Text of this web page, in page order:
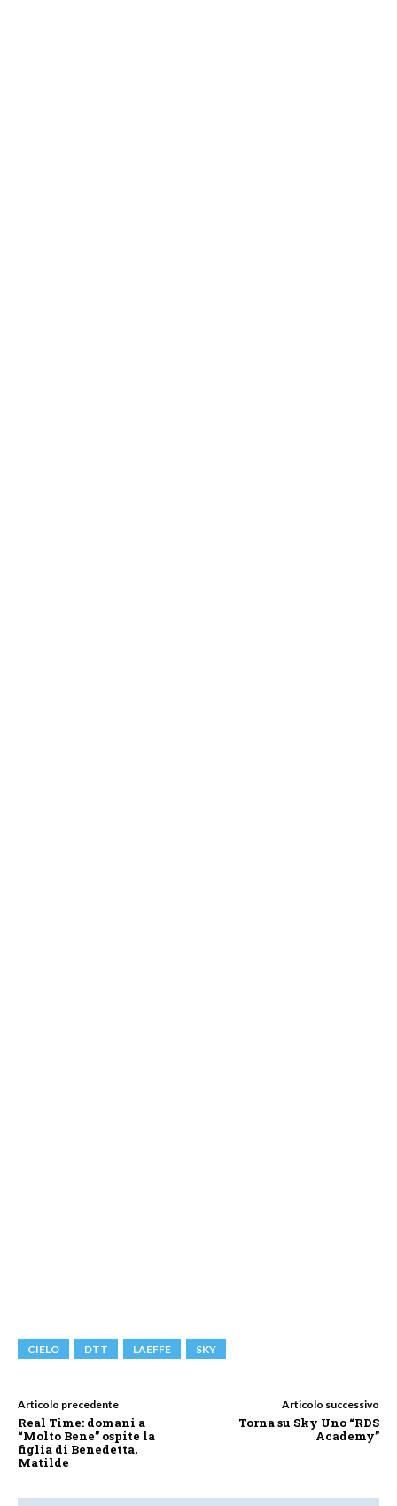
CIELO DTT LAEFFE SKY
Articolo precedente
Real Time: domani a
“Molto Bene” ospite la
figlia di Benedetta,
Matilde
Articolo successivo
Torna su Sky Uno “RDS
Academy”